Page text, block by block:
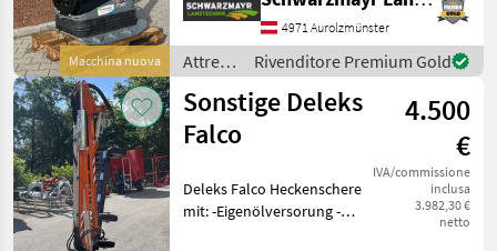
Macchina nuova
Plattenbreite: 75 cm
Plattenlänge: 91 cm
Frequenz: 71Hz Motor: Ha
4971 Aurolzmünster
Attrezzi
comunali
/
Sonstige
Rivenditore Premium Gold
Sonstige Deleks
Falco
4.500
€
IVA/commissione
inclusa
3.982,30 €
netto
Deleks Falco Heckenschere
mit: -Eigenölversorung -